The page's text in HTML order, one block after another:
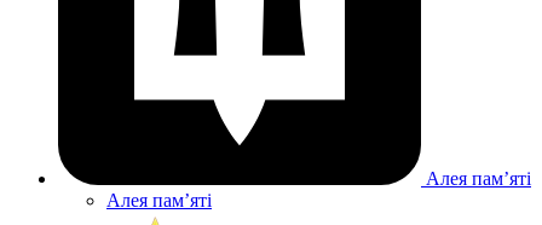
Алея памʼяті
Алея памʼяті